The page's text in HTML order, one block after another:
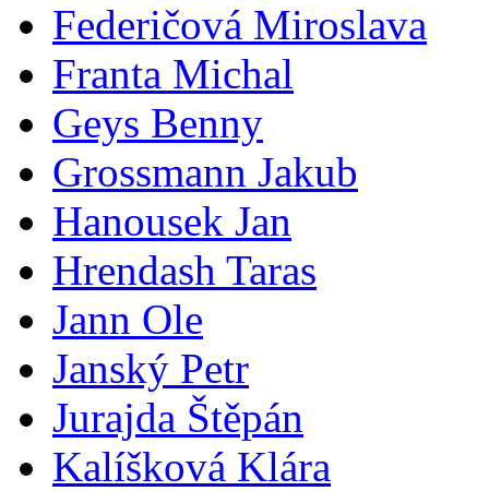
Federičová Miroslava
Franta Michal
Geys Benny
Grossmann Jakub
Hanousek Jan
Hrendash Taras
Jann Ole
Janský Petr
Jurajda Štěpán
Kalíšková Klára